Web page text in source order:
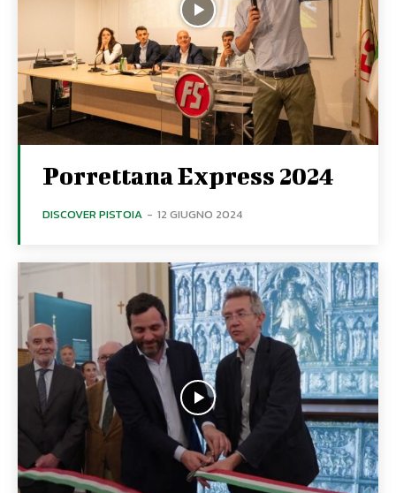
Porrettana Express 2024
DISCOVER PISTOIA - 12 GIUGNO 2024